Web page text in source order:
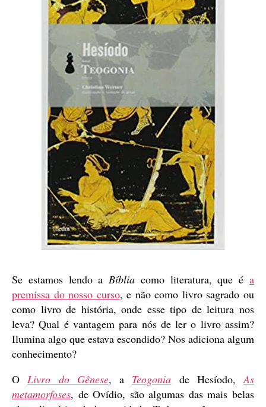
Se estamos lendo aBíblia como literatura, que éa
premissa do nosso curso, e não como livro sagrado ou
como livro de história, onde esse tipo de leitura nos
leva? Qual é vantagem para nós de ler o livro assim?
Ilumina algo que estava escondido? Nos adiciona algum
conhecimento?
OLivro do Gênese, a Teogonia de Hesíodo,As
metamorfoses, de Ovídio, são algumas das mais belas